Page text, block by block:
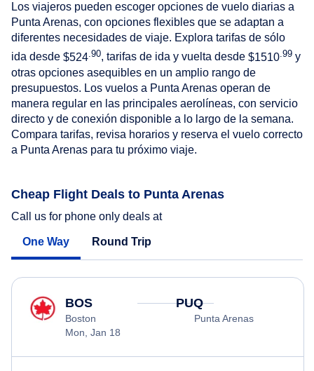
Los viajeros pueden escoger opciones de vuelo diarias a
Punta Arenas, con opciones flexibles que se adaptan a
diferentes necesidades de viaje. Explora tarifas de sólo
ida desde $524 .90, tarifas de ida y vuelta desde $1510 .99 y
otras opciones asequibles en un amplio rango de
presupuestos. Los vuelos a Punta Arenas operan de
manera regular en las principales aerolíneas, con servicio
directo y de conexión disponible a lo largo de la semana.
Compara tarifas, revisa horarios y reserva el vuelo correcto
a Punta Arenas para tu próximo viaje.
Cheap Flight Deals to Punta Arenas
Call us for phone only deals at
One Way Round Trip
BOS
Boston
Mon, Jan 18
PUQ
Punta Arenas